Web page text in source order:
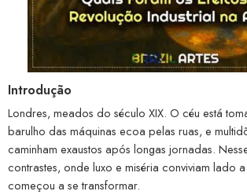
Introdução
Londres, meados do século XIX. O céu está
barulho das máquinas ecoa pelas ruas, e
caminham exaustos após longas jornadas.
contrastes, onde luxo e miséria conviviam lado
começou a se transformar.